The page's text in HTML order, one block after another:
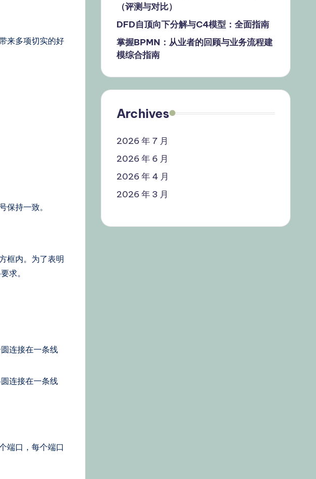
来多项切实的好
保持一致。
框内。为了表明
求。
连接在一条线
连接在一条线
端口，每个端口
（评测与对比）
DFD自顶向下分解与C4模型：全面指南
掌握BPMN：从业者的回顾与业务流程建
模综合指南
Archives
2026 年 7 月
2026 年 6 月
2026 年 4 月
2026 年 3 月